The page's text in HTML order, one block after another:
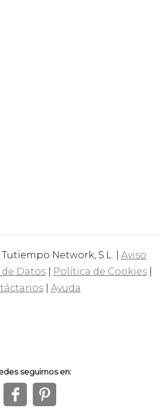
Network, S.L. | Aviso
Datos| Política de Cookies|
| Ayuda
seguirnos en:
f 1